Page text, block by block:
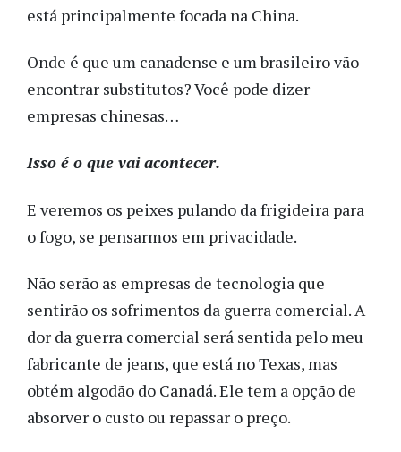
está principalmente focada na China.
Onde é que um canadense e um brasileiro vão
encontrar substitutos? Você pode dizer
empresas chinesas…
Isso é o que vai acontecer.
E veremos os peixes pulando da frigideira para
o fogo, se pensarmos em privacidade.
Não serão as empresas de tecnologia que
sentirão os sofrimentos da guerra comercial. A
dor da guerra comercial será sentida pelo meu
fabricante de jeans, que está no Texas, mas
obtém algodão do Canadá. Ele tem a opção de
absorver o custo ou repassar o preço.